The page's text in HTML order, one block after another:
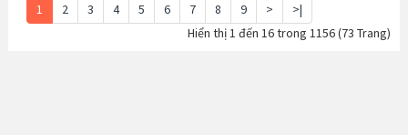
1 2 3 4 5 6 7 8 9 >
>|
Hiển thị 1 đến 16 trong 1156 (73 Trang)